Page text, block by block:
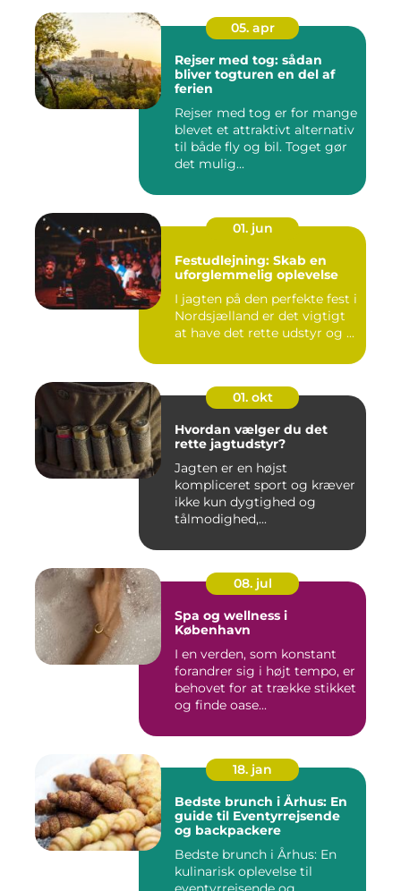
05. apr
Rejser med tog: sådan
bliver togturen en del af
ferien
Rejser med tog er for mange
blevet et attraktivt alternativ
til både fly og bil. Toget gør
det mulig...
01. jun
Festudlejning: Skab en
uforglemmelig oplevelse
I jagten på den perfekte fest i
Nordsjælland er det vigtigt
at have det rette udstyr og ...
01. okt
Hvordan vælger du det
rette jagtudstyr?
Jagten er en højst
kompliceret sport og kræver
ikke kun dygtighed og
tålmodighed,...
08. jul
Spa og wellness i
København
I en verden, som konstant
forandrer sig i højt tempo, er
behovet for at trække stikket
og finde oase...
18. jan
Bedste brunch i Århus: En
guide til Eventyrrejsende
og backpackere
Bedste brunch i Århus: En
kulinarisk oplevelse til